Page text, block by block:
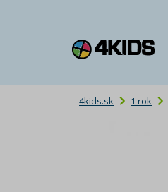
4kids.sk 1 rok